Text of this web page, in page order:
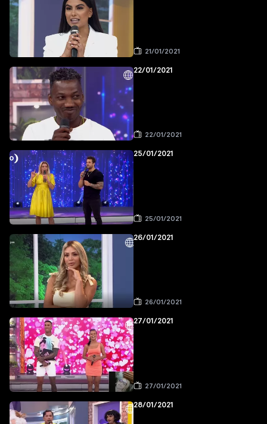
21/01/2021
22/01/2021
22/01/2021
25/01/2021
25/01/2021
26/01/2021
26/01/2021
27/01/2021
27/01/2021
28/01/2021